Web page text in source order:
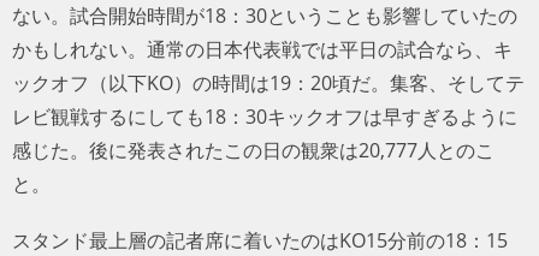
ない。試合開始時間が18：30ということも影響していたの
かもしれない。通常の日本代表戦では平日の試合なら、キ
ックオフ（以下KO）の時間は19：20頃だ。集客、そしてテ
レビ観戦するにしても18：30キックオフは早すぎるように
感じた。後に発表されたこの日の観衆は20,777人とのこ
と。
スタンド最上層の記者席に着いたのはKO15分前の18：15